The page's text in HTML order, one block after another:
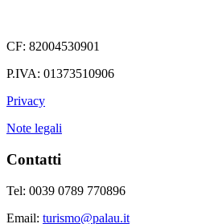
CF: 82004530901
P.IVA: 01373510906
Privacy
Note legali
Contatti
Tel: 0039 0789 770896
Email: turismo@palau.it